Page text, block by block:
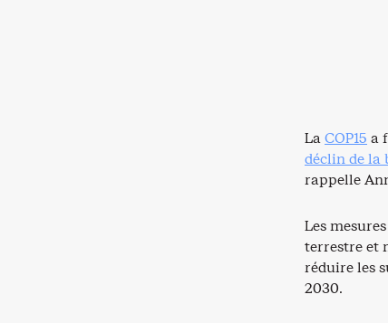
LaCOP15 a
déclin de la
rappelle
Les
terrestre et
réduire les
2030.